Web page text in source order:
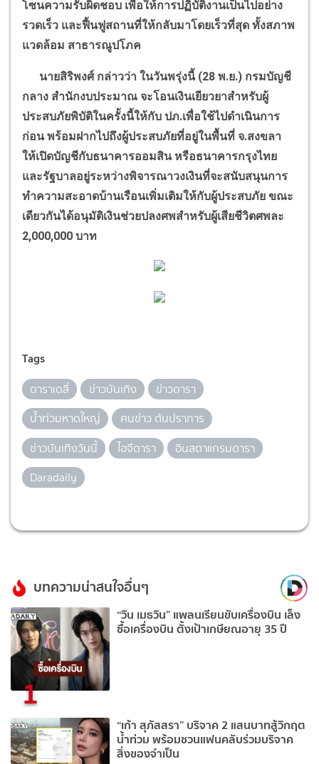
โซนความรับผิดชอบ เพื่อให้การปฏิบัติงานเป็นไปอย่าง
รวดเร็ว และฟื้นฟูสถานที่ให้กลับมาโดยเร็วที่สุด ทั้งสภาพ
แวดล้อม สาธารณูปโภค
นายสิริพงศ์​ กล่าวว่า ในวันพรุ่งนี้ (28 พ.ย.) กรมบัญชี
กลาง สำนักงบประมาณ จะโอนเงินเยียวยาสำหรับผู้
ประสบภัยพิบัติในครั้งนี้ให้กับ ปภ.เพื่อใช้ไปดำเนินการ
ก่อน พร้อมฝากไปถึงผู้ประสบภัยที่อยู่ในพื้นที่ จ.สงขลา
ให้เปิดบัญชีกับธนาคารออมสิน หรือธนาคารกรุงไทย
และรัฐบาลอยู่ระหว่างพิจารณาวงเงินที่จะสนับสนุนการ
ทำความสะอาดบ้านเรือนเพิ่มเติมให้กับผู้ประสบภัย ขณะ
เดียวกันได้อนุมัติเงินช่วยปลงศพสำหรับผู้เสียชีวิตศพละ
2,000,000 บาท
Tags
ดาราเดลี่ ข่าวบันเทิง
ข่าวดารา
น้ำท่วมหาดใหญ่
คนข่าว ต้นปราการ
ข่าวบันเทิงวันนี้
ไอจีดารา
อินสตาแกรมดารา
Daradaily
บทความน่าสนใจอื่นๆ
1
“วิน เมธวิน” แพลนเรียนขับเครื่องบิน เล็ง
ซื้อเครื่องบิน ตั้งเป้าเกษียณอายุ 35 ปี
“เก้า สุภัสสรา” บริจาค 2 แสนบาทสู้วิกฤต
น้ำท่วม พร้อมชวนแฟนคลับร่วมบริจาค
สิ่งของจำเป็น